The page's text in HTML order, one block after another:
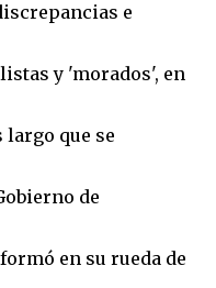
e
y 'morados', en
que se
de
en su rueda de